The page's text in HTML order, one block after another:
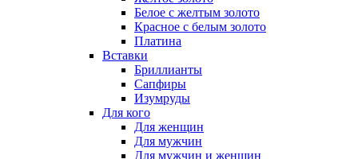
Белое с желтым золото
Красное с белым золото
Платина
Вставки
Бриллианты
Сапфиры
Изумруды
Для кого
Для женщин
Для мужчин
Для мужчин и женщин